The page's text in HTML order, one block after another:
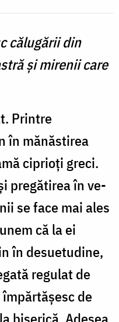
călugării din
şi mirenii care
Printre
în mănăstirea
ci­prioţi greci.
pregătirea în ve­
se face mai ales
că la ei
în desuetudine,
regulat de
împărtăşesc de